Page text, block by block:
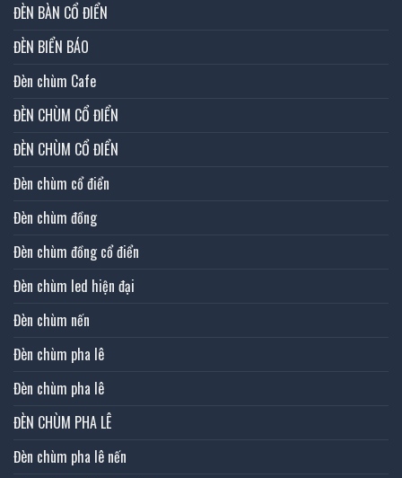
ĐÈN BÀN CỔ ĐIỂN
ĐÈN BIỂN BÁO
Đèn chùm Cafe
ĐÈN CHÙM CỔ ĐIỂN
ĐÈN CHÙM CỔ ĐIỂN
Đèn chùm cổ điển
Đèn chùm đồng
Đèn chùm đồng cổ điển
Đèn chùm led hiện đại
Đèn chùm nến
Đèn chùm pha lê
Đèn chùm pha lê
ĐÈN CHÙM PHA LÊ
Đèn chùm pha lê nến